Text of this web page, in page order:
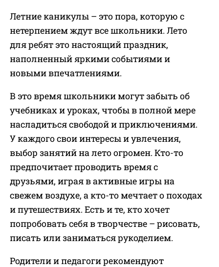
Летние каникулы – это пора, которую с
нетерпением ждут все школьники. Лето
для ребят это настоящий праздник,
наполненный яркими событиями и
новыми впечатлениями.
В это время школьники могут забыть об
учебниках и уроках, чтобы в полной мере
насладиться свободой и приключениями.
У каждого свои интересы и увлечения,
выбор занятий на лето огромен. Кто-то
предпочитает проводить время с
друзьями, играя в активные игры на
свежем воздухе, а кто-то мечтает о походах
и путешествиях. Есть и те, кто хочет
попробовать себя в творчестве – рисовать,
писать или заниматься рукоделием.
Родители и педагоги рекомендуют